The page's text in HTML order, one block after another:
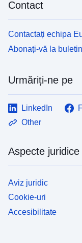
Contact
Contactați echipa
Abonați-vă la
Urmăriți-ne pe
LinkedIn
Other
Aspecte juridice
Aviz juridic
Cookie-uri
Accesibilitate